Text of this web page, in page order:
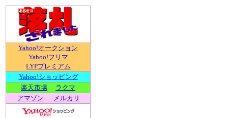
Yahoo!オークション
Yahoo!フリマ
LYPプレミアム
Yahoo!ショッピング
楽天市場
ラクマ
アマゾン
メルカリ